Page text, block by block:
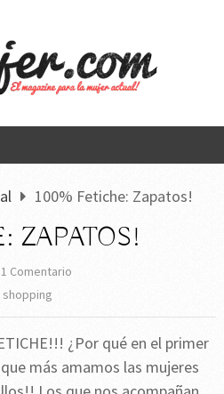
100% Fetiche: Zapatos!
ZAPATOS!
1 Comentario
shopping
¿Por qué en el primer
más amamos las mujeres